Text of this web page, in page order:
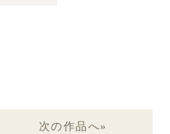
次の作品へ»